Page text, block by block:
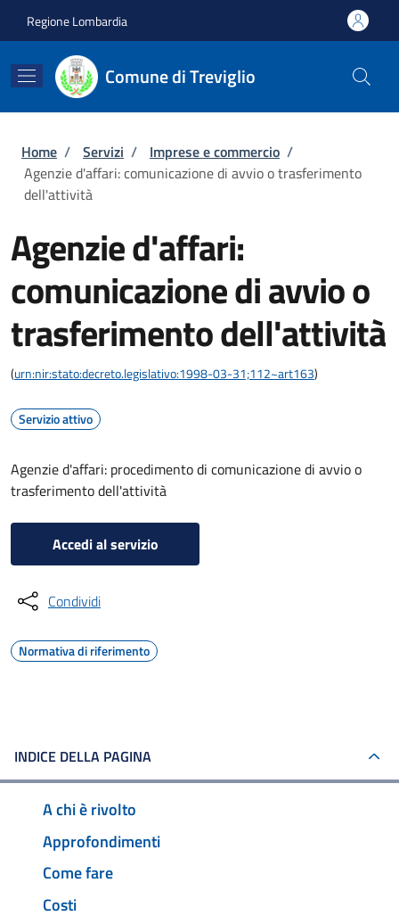
Regione Lombardia
Comune di Treviglio
Briciole di pane
Home / Servizi / Imprese e commercio /
Agenzie d'affari: comunicazione di avvio o trasferimento
dell'attività
Agenzie d'affari:
comunicazione di avvio o
trasferimento dell'attività
(urn:nir:stato:decreto.legislativo:1998-03-31;112~art163)
Servizio attivo
Agenzie d'affari: procedimento di comunicazione di avvio o
trasferimento dell'attività
Accedi al servizio
Condividi
Normativa di riferimento
INDICE DELLA PAGINA
A chi è rivolto
Approfondimenti
Come fare
Costi